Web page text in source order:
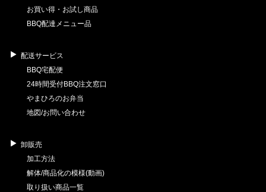
お買い得・お試し商品
BBQ配達メニュー品
配送サービス
BBQ宅配便
24時間受付BBQ注文窓口
やまひろのお弁当
地図/お問い合わせ
卸販売
加工方法
解体/商品化の模様(動画)
取り扱い商品一覧